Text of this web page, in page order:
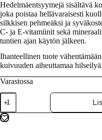
Hedelmäentsyymejä sisältävä
joka poistaa hellävaraisesti
silkkisen pehmeäksi ja
C- ja E-vitamiinit sekä
tuntien ajan käytön jälkeen.
Ihanteellinen tuote
kuivuuden aiheuttamaa hilseilyä.
Varastossa